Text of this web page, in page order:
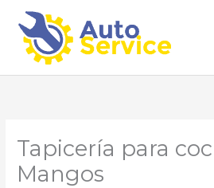
contenido
Tapicería para
Mangos